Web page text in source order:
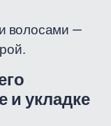
волосами —
и укладке